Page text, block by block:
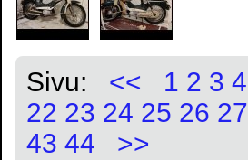
Sivu: << 1 2 3 4
22 23 24 25 26 27
43 44 >>